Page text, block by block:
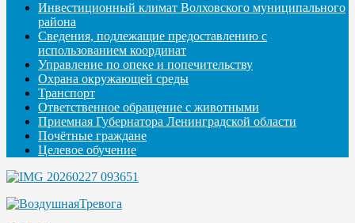
Инвестиционный климат Волховского муниципального
района
Сведения, подлежащие предоставлению с
использованием координат
Управление по опеке и попечительству
Охрана окружающей среды
Транспорт
Ответственное обращение с животными
Приемная Губернатора Ленинградской области
Почётные граждане
Целевое обучение